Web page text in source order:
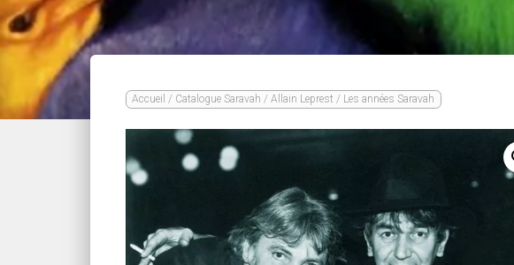
Accueil / Catalogue Saravah /Allain Leprest / Les années Saravah